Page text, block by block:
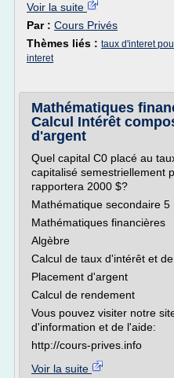
Voir la suite
Par : Cours Privés
Thèmes liés : taux d'interet
interet
Mathématiques
Calcul Intérêt
d'argent
Quel capital C0 placé au
capitalisé semestriellement
rapportera 2000 $?
Mathématique secondaire 5
Mathématiques financières
Algèbre
Calcul de taux d'intérêt et
Placement d'argent
Calcul de rendement
Vous pouvez visiter notre
d'information et de l'aide:
http://cours-prives.info
Voir la suite